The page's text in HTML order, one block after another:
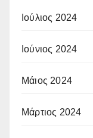
Ιούλιος 2024
Ιούνιος 2024
Μάιος 2024
Μάρτιος 2024